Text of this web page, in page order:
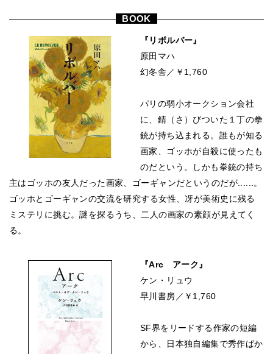
BOOK
『リボルバー』
原田マハ
幻冬舎／￥1,760
パリの弱小オークション会社
に、錆（さ）びついた１丁の拳
銃が持ち込まれる。誰もが知る
画家、ゴッホが自殺に使ったも
のだという。しかも拳銃の持ち
主はゴッホの友人だった画家、ゴーギャンだというのだが......。
ゴッホとゴーギャンの交流を研究する女性、冴が美術史に残る
ミステリに挑む。謎を探るうち、二人の画家の素顔が見えてく
る。
『Arc アーク』
ケン・リュウ
早川書房／￥1,760
SF界をリードする作家の短編
から、日本独自編集で秀作ばか